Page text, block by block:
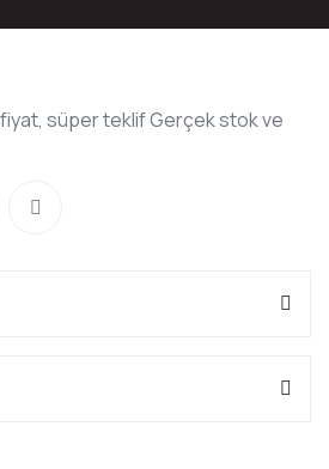
süper teklif Gerçek stok ve